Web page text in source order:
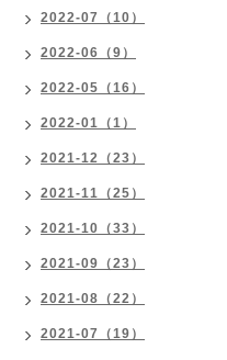
2022-07（10）
2022-06（9）
2022-05（16）
2022-01（1）
2021-12（23）
2021-11（25）
2021-10（33）
2021-09（23）
2021-08（22）
2021-07（19）